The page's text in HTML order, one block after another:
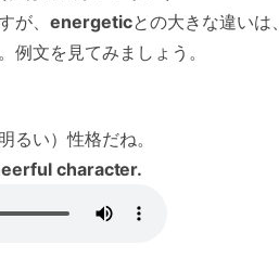
が、 energeticとの大きな違いは、
例文を見てみましょう。
るい）性格だね。
character.